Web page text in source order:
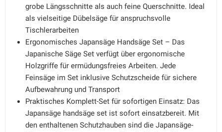
grobe Längsschnitte als auch feine Querschnitte. Ideal
als vielseitige Dübelsäge für anspruchsvolle
Tischlerarbeiten
Ergonomisches Japansäge Handsäge Set – Das
Japanische Säge Set verfügt über ergonomische
Holzgriffe für ermüdungsfreies Arbeiten. Jede
Feinsäge im Set inklusive Schutzscheide für sichere
Aufbewahrung und Transport
Praktisches Komplett-Set für sofortigen Einsatz: Das
Japansäge handsäge set ist sofort einsatzbereit. Mit
den enthaltenen Schutzhauben sind die Japansäge-